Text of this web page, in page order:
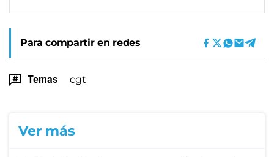
Para compartir en redes
Temas cgt
Ver más